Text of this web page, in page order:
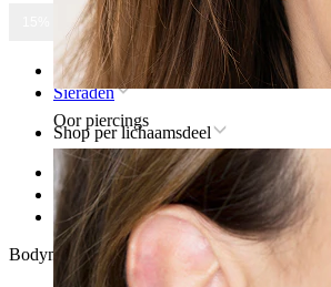
Oor piercings
15% KORTING OP ALLE SIERADEN
Home
Sieraden
Shop per lichaamsdeel
Lip
Titanium sieraden voor lippiercings
Gebogen staaf van titanium met steentjes
Bodymod Premium